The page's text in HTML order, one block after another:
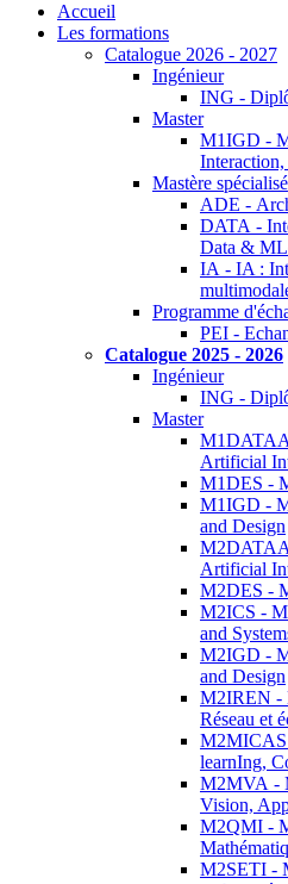
Accueil
Les formations
Catalogue 2026 - 2027
Ingénieur
ING -
Master
M1IGD -
Mastère spécialisé
ADE -
DATA -
Data &
IA - IA :
Programme
PEI -
Catalogue 2025 - 2026
Ingénieur
ING -
Master
Artificial
M1DES -
M1IGD -
and Design
Artificial
M2DES -
M2ICS -
and
M2IGD -
and Design
M2IREN -
Réseau et
learnIng,
M2MVA -
Vision,
M2QMI -
M2SETI -